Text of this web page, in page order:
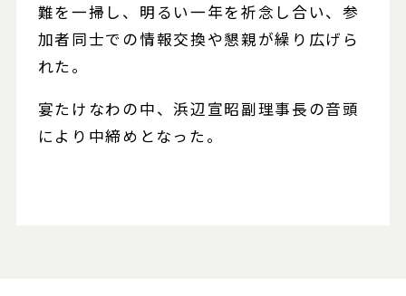
難を一掃し、明るい一年を祈念し合い、参
加者同士での情報交換や懇親が繰り広げら
れた。
宴たけなわの中、浜辺宣昭副理事長の音頭
により中締めとなった。